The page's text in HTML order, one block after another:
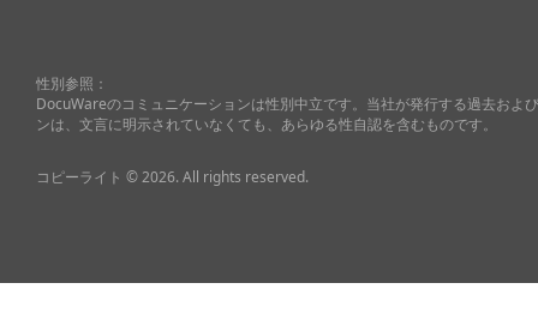
性別参照：
DocuWareのコミュニケーションは性別中立です。当社が発行する過去およ
ンは、文言に明示されていなくても、あらゆる性自認を含むものです。
コピーライト © 2026. All rights reserved.